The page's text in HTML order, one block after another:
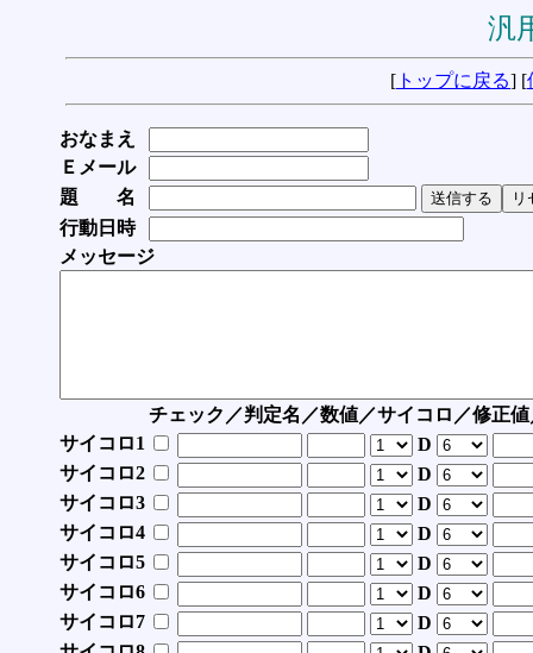
汎
[ トップに戻る] [
おなまえ
Ｅメール
題 名
行動日時
メッセージ
チェック／判定名／数値／サイコロ／修正
サイコロ1
D
サイコロ2
D
サイコロ3
D
サイコロ4
D
サイコロ5
D
サイコロ6
D
サイコロ7
D